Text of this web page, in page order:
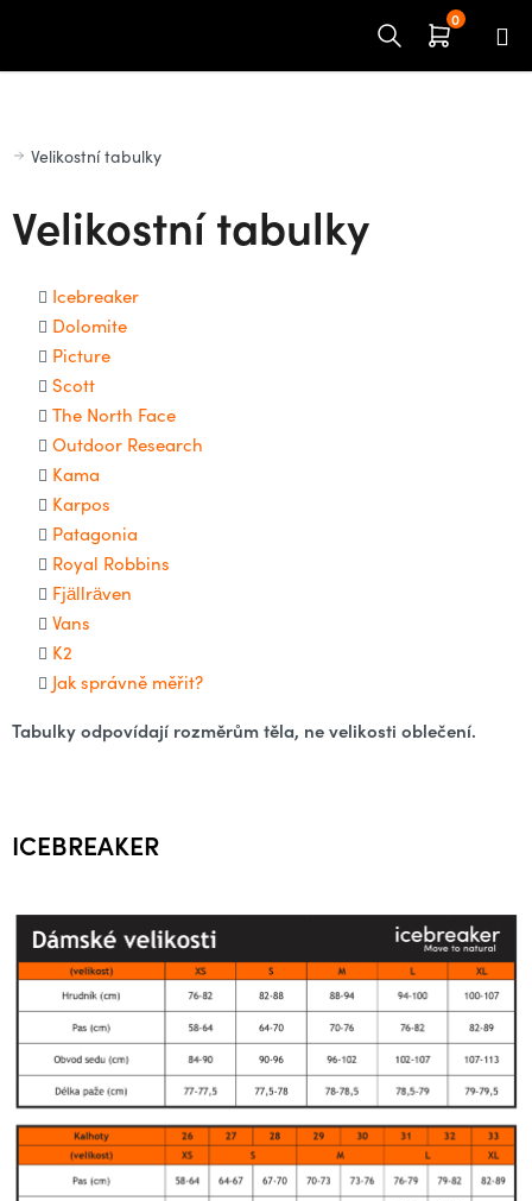
Domů
Velikostní tabulky
Velikostní tabulky
Icebreaker
Dolomite
Picture
Scott
The North Face
Outdoor Research
Kama
Karpos
Patagonia
Royal Robbins
Fjällräven
Vans
K2
Jak správně měřit?
Tabulky odpovídají rozměrům těla, ne velikosti oblečení.
ICEBREAKER